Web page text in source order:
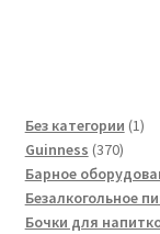
Без категории 11
Guinness 370370
Барное
Безалкогольное
Бочки для